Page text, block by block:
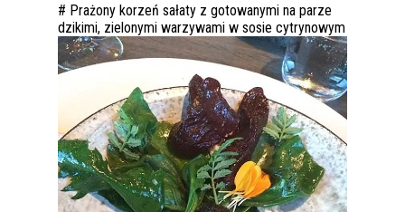
# Prażony korzeń sałaty z gotowanymi na parze
dzikimi, zielonymi warzywami w sosie cytrynowym